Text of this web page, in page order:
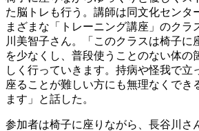
た脳トレも行う。講師は同文化センタ
まざまな「トレーニング講座」のクラ
川美智子さん。「このクラスは椅子に
を少なくし、普段使うことのない体の
しく行っていきます。持病や怪我で立
座ることが難しい方にも無理なくでき
ます」と話した。
参加者は椅子に座りながら、長谷川さ